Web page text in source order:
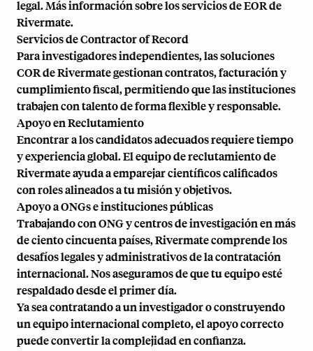
legal. Más información sobrelos servicios de EOR de
Rivermate.
Servicios de Contractor of Record
Para investigadores independientes,las soluciones
COR de Rivermategestionan contratos, facturación y
cumplimiento fiscal, permitiendo que las instituciones
trabajen con talento de forma flexible y responsable.
Apoyo en Reclutamiento
Encontrar a los candidatos adecuados requiere tiempo
y experiencia global.El equipo de reclutamiento de
Rivermateayuda a emparejar científicos calificados
con roles alineados a tu misión y objetivos.
Apoyo a ONGs e instituciones públicas
Trabajando con ONG y centros de investigación en más
de ciento cincuenta países, Rivermate comprende los
desafíos legales y administrativos de la contratación
internacional. Nos aseguramos de que tu equipo esté
respaldado desde el primer día.
Ya sea contratando a un investigador o construyendo
un equipo internacional completo, el apoyo correcto
puede convertir la complejidad en confianza.